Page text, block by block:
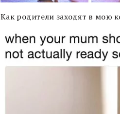
Как родители заходят в мою